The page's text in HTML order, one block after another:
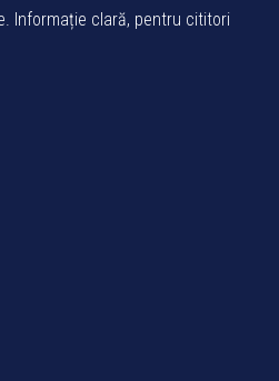
Informație clară, pentru cititori